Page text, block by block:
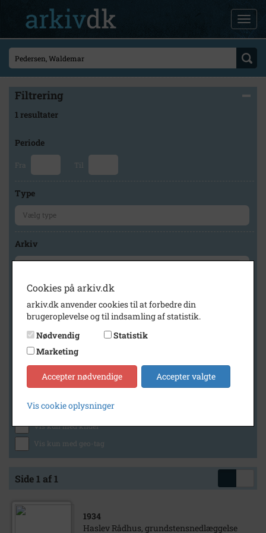
Filtrering
1 resultater
Periode
Fra Til
Type
Arkiv
Geografi
Generelt
Vis kun med billeder
Vis kun med lydklip
Vis kun med kilder
Vis kun med geo-tag
Side 1 af 1
1934
Haslev Rådhus, grundstensnedlæggelse
Cookies på arkiv.dk
arkiv.dk anvender cookies til at forbedre din
brugeroplevelse og til indsamling af statistik.
Nødvendig
Statistik
Marketing
Accepter nødvendige Accepter valgte
Vis cookie oplysninger